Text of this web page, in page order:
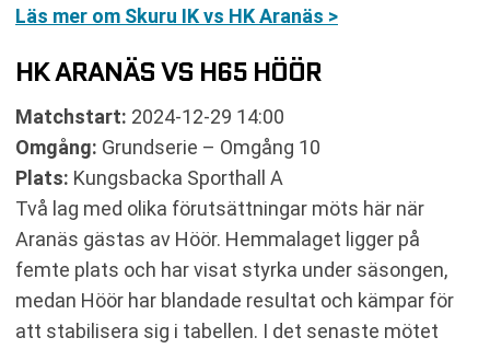
Läs mer om Skuru IK vs HK Aranäs >
HK ARANÄS VS H65 HÖÖR
Matchstart: 2024-12-29 14:00
Omgång: Grundserie – Omgång 10
Plats: Kungsbacka Sporthall A
Två lag med olika förutsättningar möts här när
Aranäs gästas av Höör. Hemmalaget ligger på
femte plats och har visat styrka under säsongen,
medan Höör har blandade resultat och kämpar för
att stabilisera sig i tabellen. I det senaste mötet